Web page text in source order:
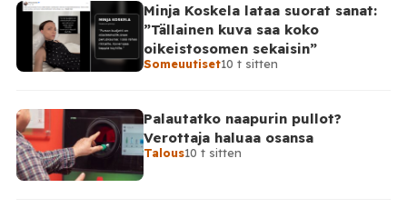
Minja Koskela lataa suorat sanat:
”Tällainen kuva saa koko
oikeistosomen sekaisin”
Someuutiset10 t sitten
Palautatko naapurin pullot?
Verottaja haluaa osansa
Talous10 t sitten